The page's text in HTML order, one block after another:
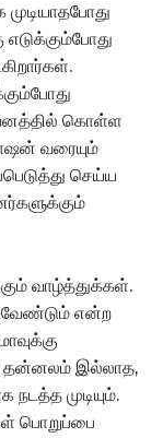
முடியாதபோது
கொள்ள
வரையும்
செய்ய
வாழ்த்துக்கள்.
வேண்டும் என்ற
தன்னலம் இல்லாத,
முடியும்.
பொறுப்பை